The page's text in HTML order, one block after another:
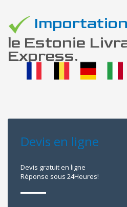
le Estonie
Express.
Devis en ligne
Devis gratuit en ligne
Réponse sous 24Heures!